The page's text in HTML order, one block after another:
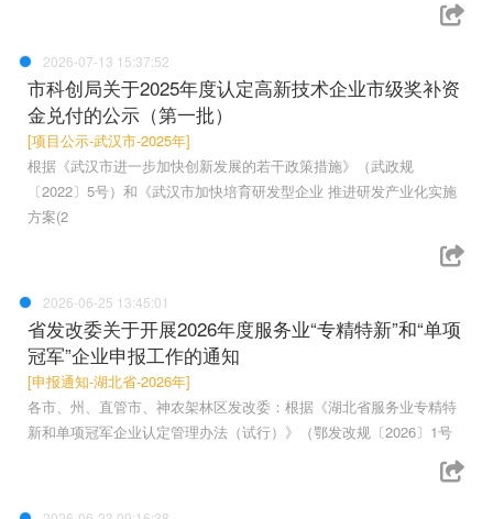
2026-07-13 15:37:52
市科创局关于2025年度认定高新技术企业市级奖补资
金兑付的公示（第一批）
[项目公示-武汉市-2025年]
根据《武汉市进一步加快创新发展的若干政策措施》（武政规
〔2022〕5号）和《武汉市加快培育研发型企业 推进研发产业化实施
方案(2
2026-06-25 13:45:01
省发改委关于开展2026年度服务业“专精特新”和“单项
冠军”企业申报工作的通知
[申报通知-湖北省-2026年]
各市、州、直管市、神农架林区发改委：根据《湖北省服务业专精特
新和单项冠军企业认定管理办法（试行）》（鄂发改规〔2026〕1号